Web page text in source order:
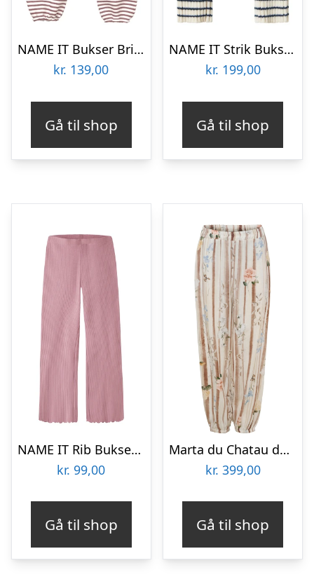
NAME IT Bukser Bripa Oxblood Red
kr. 139,00
Gå til shop
NAME IT Strik Bukser Ostripe Insignia Blue Cloud Dancer
kr. 199,00
Gå til shop
NAME IT Rib Bukser Vemma Lilas
kr. 99,00
Gå til shop
Marta du Chatau dame bukser MdcRoselina 8500- – Moro1779ppb
kr. 399,00
Gå til shop